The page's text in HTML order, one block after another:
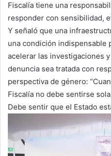
Fiscalía tiene una
responder con sensibilidad,
Y señaló que una
una condición indispensable
acelerar las investigaciones
denuncia sea tratada con
perspectiva de género:
Fiscalía no debe sentirse
Debe sentir que el Estado